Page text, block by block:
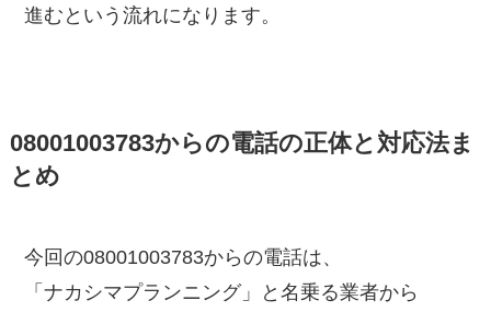
進むという流れになります。
08001003783からの電話の正体と対応法ま
とめ
今回の08001003783からの電話は、
「ナカシマプランニング」と名乗る業者から